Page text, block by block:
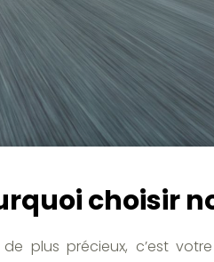
choisir
plus précieux, c’est